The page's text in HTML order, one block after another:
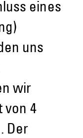
eines
uns
wir
von 4
Der